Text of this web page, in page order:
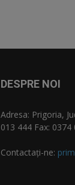
DESPRE NOI
Adresa: Prigoria,
013 444 Fax: 0374
Contactați-ne: